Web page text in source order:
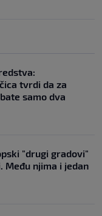
tvrdi da za
samo dva
"drugi gradovi"
Među njima i jedan